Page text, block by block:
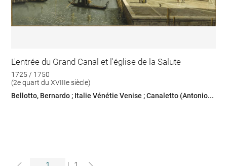
L'entrée du Grand Canal et l'église de la Salute
1725 / 1750
(2e quart du XVIIIe siècle)
Bellotto, Bernardo ; Italie Vénétie Venise ; Canaletto (Antonio...